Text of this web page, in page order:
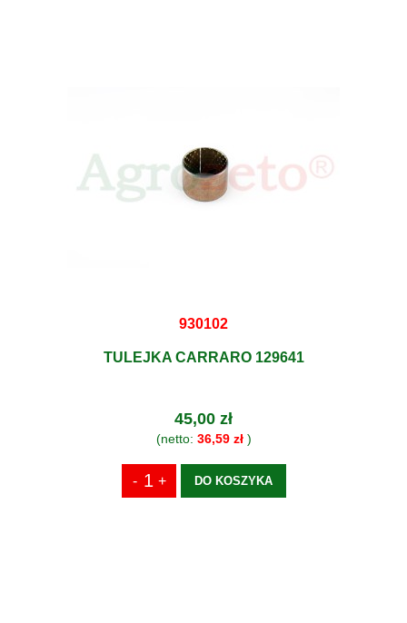
930102
TULEJKA CARRARO 129641
45,00 zł
(netto: 36,59 zł)
DO KOSZYKA